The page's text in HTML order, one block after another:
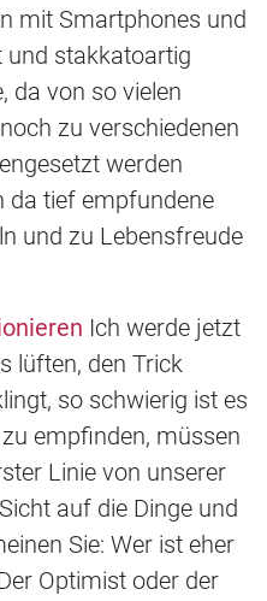
mit Smartphones und
und stakkatoartig
da von so vielen
zu verschiedenen
werden
da tief empfundene
und zu Lebensfreude
Ich werde jetzt
lüften, den Trick
so schwierig ist es
empfinden, müssen
Linie von unserer
auf die Dinge und
Sie: Wer ist eher
Optimist oder der